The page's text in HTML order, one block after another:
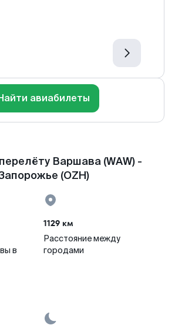
авиабилеты
Варшава (WAW) -
(OZH)
в
1129 км
Расстояние между
городами